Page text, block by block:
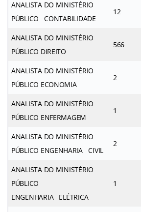
ANALISTA DO MINISTÉRIO
PÚBLICO CONTABILIDADE
12
ANALISTA DO MINISTÉRIO
PÚBLICO DIREITO
566
ANALISTA DO MINISTÉRIO
PÚBLICO ECONOMIA
2
ANALISTA DO MINISTÉRIO
PÚBLICO ENFERMAGEM
1
ANALISTA DO MINISTÉRIO
PÚBLICO ENGENHARIA CIVIL
2
ANALISTA DO MINISTÉRIO
PÚBLICO
ENGENHARIA ELÉTRICA
1